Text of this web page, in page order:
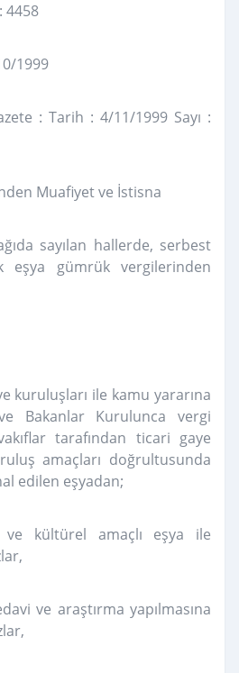
4458
1999
: Tarih : 4/11/1999 Sayı :
Muafiyet ve İstisna
sayılan hallerde, serbest
eşya gümrük vergilerinden
kuruluşları ile kamu yararına
Bakanlar Kurulunca vergi
tarafından ticari gaye
amaçları doğrultusunda
edilen eşyadan;
kültürel amaçlı eşya ile
ve araştırma yapılmasına